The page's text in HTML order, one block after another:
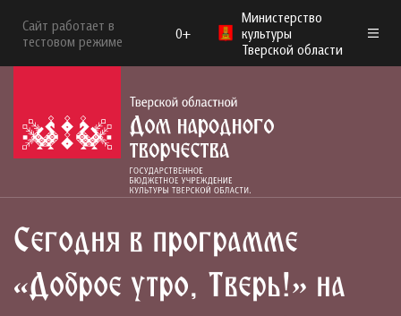
Сайт работает в
тестовом режиме
0+
Министерство
культуры
Тверской области
Сегодня в программе
«Доброе утро, Тверь!» на